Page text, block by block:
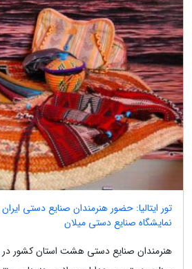
تور ایتالیا: حضور هنرمندان صنایع دستی
نمایشگاه صنایع دستی میلان
هنرمندان صنایع دستی هشت استان کشور